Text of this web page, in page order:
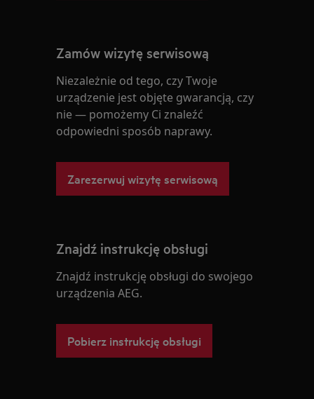
Zamów wizytę serwisową
Niezależnie od tego, czy Twoje
urządzenie jest objęte gwarancją, czy
nie — pomożemy Ci znaleźć
odpowiedni sposób naprawy.
Zarezerwuj wizytę serwisową
Znajdź instrukcję obsługi
Znajdź instrukcję obsługi do swojego
urządzenia AEG.
Pobierz instrukcję obsługi